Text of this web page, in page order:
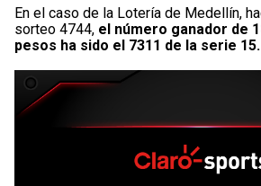
En el caso de la Lotería de Medellín,
sorteo 4744, el número ganador de
pesos ha sido el 7311 de la serie 15.